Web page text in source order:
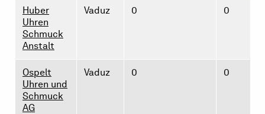
Huber
Uhren
Schmuck
Anstalt
Vaduz 0 0
Ospelt
Uhren und
Schmuck
AG
Vaduz 0 0